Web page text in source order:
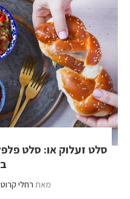
סלט זעלוק או: סלט
מאת רחלי קרוט